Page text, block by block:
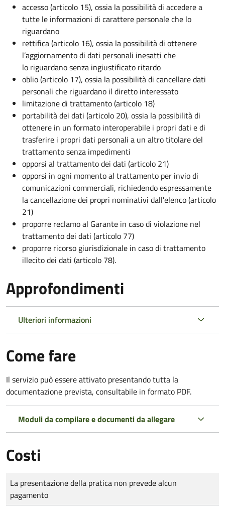
accesso (articolo 15), ossia la possibilità di accedere a
tutte le informazioni di carattere personale che lo
riguardano
rettifica (articolo 16), ossia la possibilità di ottenere
l’aggiornamento di dati personali inesatti che
lo riguardano senza ingiustificato ritardo
oblio (articolo 17), ossia la possibilità di cancellare dati
personali che riguardano il diretto interessato
limitazione di trattamento (articolo 18)
portabilità dei dati (articolo 20), ossia la possibilità di
ottenere in un formato interoperabile i propri dati e di
trasferire i propri dati personali a un altro titolare del
trattamento senza impedimenti
opporsi al trattamento dei dati (articolo 21)
opporsi in ogni momento al trattamento per invio di
comunicazioni commerciali, richiedendo espressamente
la cancellazione dei propri nominativi dall'elenco (articolo
21)
proporre reclamo al Garante in caso di violazione nel
trattamento dei dati (articolo 77)
proporre ricorso giurisdizionale in caso di trattamento
illecito dei dati (articolo 78).
Approfondimenti
Ulteriori informazioni
Come fare
Il servizio può essere attivato presentando tutta la
documentazione prevista, consultabile in formato PDF.
Moduli da compilare e documenti da allegare
Costi
Tipo di pagamento
Importo
La presentazione della pratica non prevede alcun
pagamento